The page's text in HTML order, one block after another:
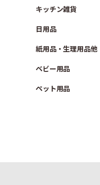
キッチン雑貨
日用品
紙用品・生理用品他
ベビー用品
ペット用品